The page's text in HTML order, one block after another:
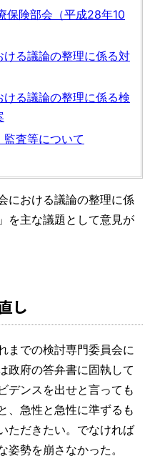
保険部会（平成28年10
る議論の整理に係る対
る議論の整理に係る検
査等について
における議論の整理に係
を主な議題として意見が
し
までの検討専門委員会に
政府の答弁書に固執して
デンスを出せと言っても
、急性と急性に準ずるも
ただきたい。でなければ
勢を崩さなかった。